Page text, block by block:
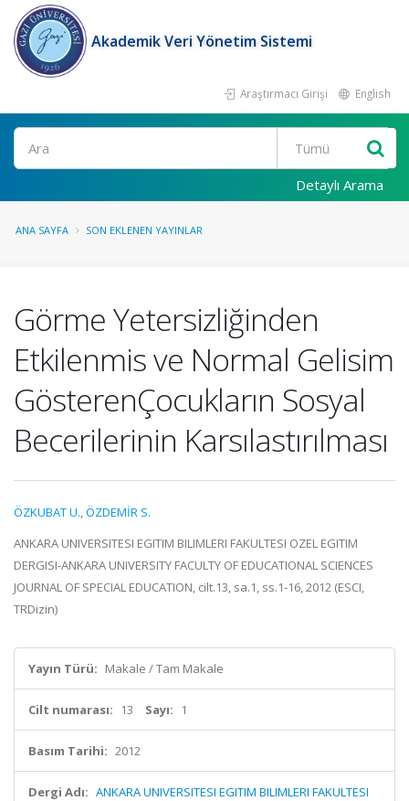
Akademik Veri Yönetim Sistemi
Araştırmacı Girişi English
Ara
Detaylı Arama
ANA SAYFA SON EKLENEN YAYINLAR
Görme Yetersizliğinden
Etkilenmis ve Normal Gelisim
GösterenÇocukların Sosyal
Becerilerinin Karsılastırılması
ÖZKUBAT U.,ÖZDEMİR S.
ANKARA UNIVERSITESI EGITIM BILIMLERI FAKULTESI OZEL EGITIM
DERGISI-ANKARA UNIVERSITY FACULTY OF EDUCATIONAL SCIENCES
JOURNAL OF SPECIAL EDUCATION, cilt.13, sa.1, ss.1-16, 2012 (ESCI,
TRDizin)
Yayın Türü: Makale / Tam Makale
Cilt numarası: 13 Sayı: 1
Basım Tarihi: 2012
Dergi Adı: ANKARA UNIVERSITESI EGITIM BILIMLERI FAKULTESI